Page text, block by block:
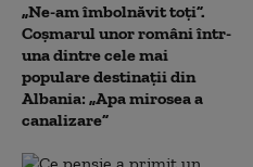
„Ne-am îmbolnăvit toți”.
Coșmarul unor români într-
una dintre cele mai
populare destinații din
Albania: „Apa mirosea a
canalizare”